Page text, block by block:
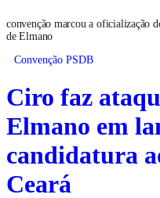
convenção marcou a oficialização
de Elmano
Convenção PSDB
Ciro faz
Elmano em
candidatura
Ceará